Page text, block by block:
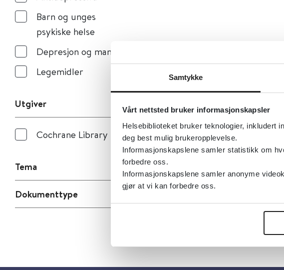
Samtykke
Vårt nettsted bruker informasjonskapsler
Helsebiblioteket bruker teknologier, inkludert
deg best mulig brukeropplevelse.
Informasjonskapslene samler statistikk om
forbedre oss.
Informasjonskapslene samler anonyme
gjør at vi kan forbedre oss.
Barn og unges
psykiske helse
Depresjon og mani
Legemidler
Utgiver
Cochrane Library
Tema
Dokumenttype